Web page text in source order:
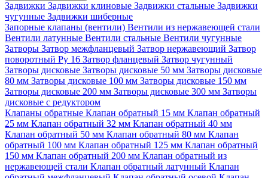
Задвижки Задвижки клиновые Задвижки стальные Задвижки
чугунные Задвижки шиберные
Запорные клапаны (вентили) Вентили из нержавеющей стали
Вентили латунные Вентили стальные Вентили чугунные
Затворы Затвор межфланцевый Затвор нержавеющий Затвор
поворотный Ру 16 Затвор фланцевый Затвор чугунный
Затворы дисковые Затворы дисковые 50 мм Затворы дисковые
80 мм Затворы дисковые 100 мм Затворы дисковые 150 мм
Затворы дисковые 200 мм Затворы дисковые 300 мм Затворы
дисковые с редуктором
Клапаны обратные Клапан обратный 15 мм Клапан обратный
25 мм Клапан обратный 32 мм Клапан обратный 40 мм
Клапан обратный 50 мм Клапан обратный 80 мм Клапан
обратный 100 мм Клапан обратный 125 мм Клапан обратный
150 мм Клапан обратный 200 мм Клапан обратный из
нержавеющей стали Клапан обратный латунный Клапан